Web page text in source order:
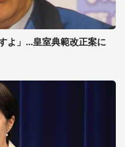
よ」...皇室典範改正案に